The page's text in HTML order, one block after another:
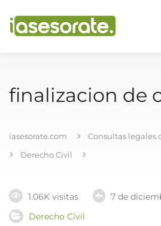
finalizacion de
iasesorate.com
Consultas legales
Derecho Civil
1.06K visitas
7 de
Derecho Civil